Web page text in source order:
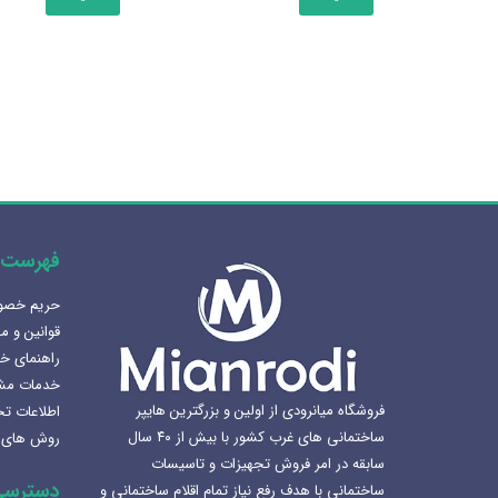
ممکن
صفحه
محصول
انتخاب
شوند
فروشگاه میانرودی از اولین و بزرگترین هایپر
ساختمانی های غرب کشور با بیش از ۴۰ سال
سابقه در امر فروش تجهیزات و تاسیسات
ساختمانی با هدف رفع نیاز تمام اقلام ساختمانی و
حریم
قوانین و
راهنمای
خدمات
اطلاعات
روش های
هنرلوکس سازی سرویس بهداشتی
1405-02-07
بهترین سینک ظرفشویی برای
آشپزخانه
1404-12-02